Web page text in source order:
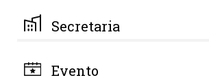
palavra-
chave
Secretaria
Evento